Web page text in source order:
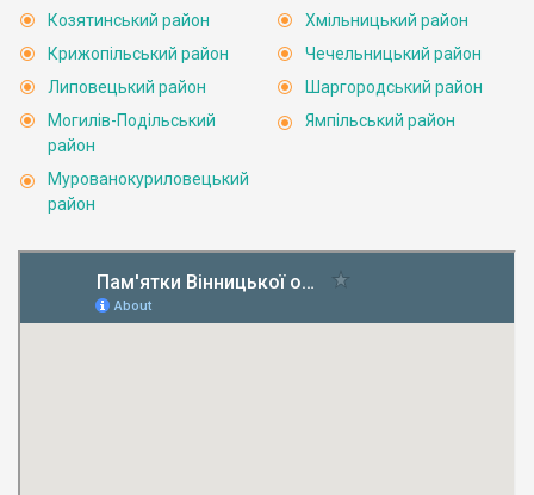
Козятинський район
Крижопільський район
Липовецький район
Могилів-Подільський
район
Мурованокуриловецький
район
Хмільницький район
Чечельницький район
Шаргородський район
Ямпільський район